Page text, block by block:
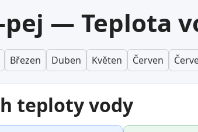
pej — Teplota
Březen Duben Květen Červen
teploty vody